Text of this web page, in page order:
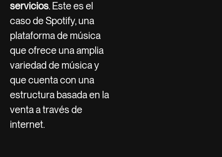
servicios. Este es el
caso de Spotify, una
plataforma de música
que ofrece una amplia
variedad de música y
que cuenta con una
estructura basada en la
venta a través de
internet.